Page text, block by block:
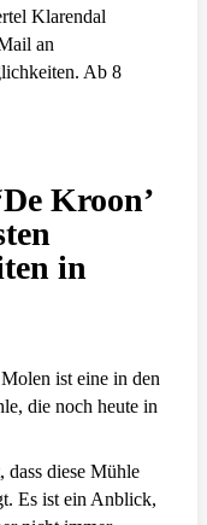
Klarendal
an
Ab 8
Kroon’
in
ist eine in den
die noch heute in
dass diese Mühle
Es ist ein Anblick,